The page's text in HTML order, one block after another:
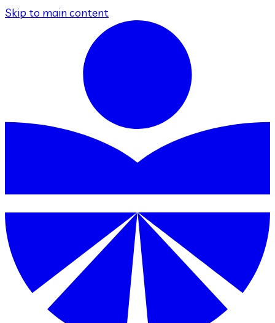
Skip to main content